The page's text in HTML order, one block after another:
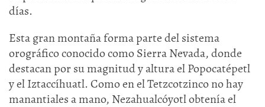
días.
Esta gran montaña forma parte del sistema
orográfico conocido como Sierra Nevada, donde
destacan por su magnitud y altura el Popocatépetl
y el Iztaccíhuatl. Como en el Tetzcotzinco no hay
manantiales a mano, Nezahualcóyotl obtenía el